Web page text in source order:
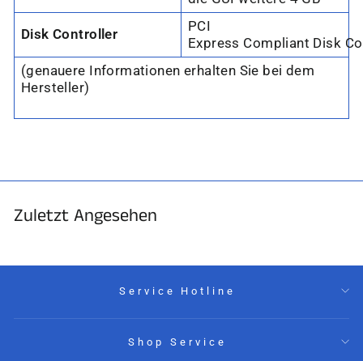
Disk Controller
PCI
Express Compliant Disk
(genauere Informationen erhalten Sie bei dem
Hersteller)
Zuletzt Angesehen
Service Hotline
Shop Service